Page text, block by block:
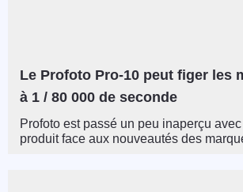
Le Profoto Pro-10 peut figer les
à 1 / 80 000 de seconde
Profoto est passé un peu inaperçu
produit face aux nouveautés des